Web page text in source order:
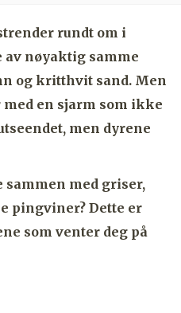
rundt om i
nøyaktig samme
og kritthvit sand. Men
en sjarm som ikke
men dyrene
sammen med griser,
pingviner? Dette er
som venter deg på